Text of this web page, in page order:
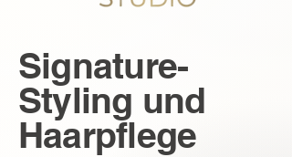
Signature-
Styling und
Haarpflege